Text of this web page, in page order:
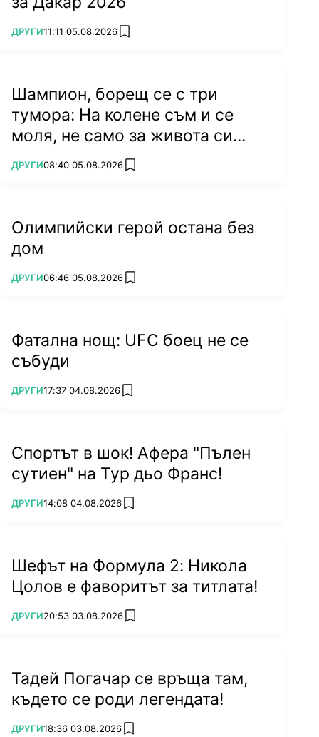
ПОВЕЧЕ ОТ
ДРУГИ11:11 05.08.2026 add favorites
Шампион, борещ се с три
тумора: На колене съм и се
моля, не само за живота си...
ПОВЕЧЕ ОТ
ДРУГИ08:40 05.08.2026 add favorites
Олимпийски герой остана без
дом
ПОВЕЧЕ ОТ
ДРУГИ06:46 05.08.2026 add favorites
Фатална нощ: UFC боец не се
събуди
ПОВЕЧЕ ОТ
ДРУГИ17:37 04.08.2026 add favorites
Спортът в шок! Афера "Пълен
сутиен" на Тур дьо Франс!
ПОВЕЧЕ ОТ
ДРУГИ14:08 04.08.2026 add favorites
Шефът на Формула 2: Никола
Цолов е фаворитът за титлата!
ПОВЕЧЕ ОТ
ДРУГИ20:53 03.08.2026 add favorites
Тадей Погачар се връща там,
където се роди легендата!
ПОВЕЧЕ ОТ
ДРУГИ18:36 03.08.2026 add favorites